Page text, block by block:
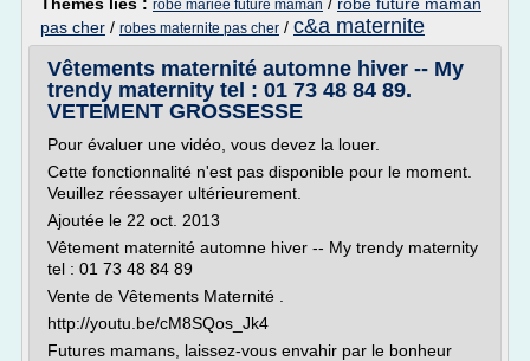
robe mariee future maman
pas cher / robes maternite pas cher / c&a maternite
Vêtements maternité automne hiver -- My
trendy maternity tel : 01 73 48 84 89.
VETEMENT GROSSESSE
Pour évaluer une vidéo, vous devez la louer.
Cette fonctionnalité n'est pas disponible pour le moment.
Veuillez réessayer ultérieurement.
Ajoutée le 22 oct. 2013
Vêtement maternité automne hiver -- My trendy maternity
tel : 01 73 48 84 89
Vente de Vêtements Maternité .
http://youtu.be/cM8SQos_Jk4
Futures mamans, laissez-vous envahir par le bonheur